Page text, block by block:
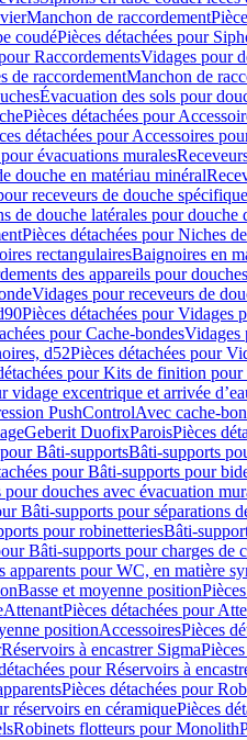
Manchon de raccordement
coudéPièces détachées pour
RaccordementsVidages pour
de raccordementManchon de
Évacuation des sols pour
Pièces détachées pour
détachées pour Accessoires
évacuations murales
douche en matériau minéral
receveurs de douche
de douche latérales pour douche
Pièces détachées pour Niches
rectangulairesBaignoires en
des appareils pour
Vidages pour receveurs de
Pièces détachées pour Vidages
pour Cache-bondesVidages
d52Pièces détachées pour
pour Kits de finition
excentrique et arrivée
PushControlAvec cache-
Geberit DuofixParoisPièces
Bâti-supportsBâti-supports
pour Bâti-supports pour
douches avec évacuation
Bâti-supports pour séparations
pour robinetteriesBâti-
Bâti-supports pour charges de
apparents pour WC, en matière
Basse et moyenne position
AttenantPièces détachées pour
positionAccessoiresPièces
Réservoirs à encastrer Sigma
pour Réservoirs à
Pièces détachées pour
réservoirs en céramiquePièces
Robinets flotteurs pour Monolith